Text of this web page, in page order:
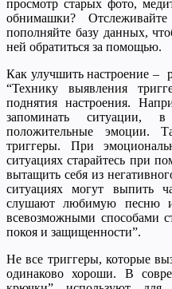
просмотр старых фото,
обнимашки?
пополняйте базу данных,
ней обратиться за помощью.
Как улучшить настроение –
“Технику выявления
поднятия настроения.
запоминать ситуации,
положительные эмоции.
триггеры. При
ситуациях старайтесь при
вытащить себя из
ситуациях могут выпить
слушают любимую песню
всевозможными способами
покоя и защищенности”.
Не все триггеры, которые
одинаково хороши. В